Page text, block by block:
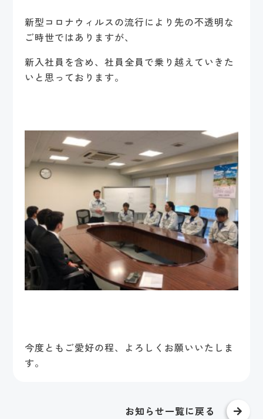
新型コロナウィルスの流行により先の不透明な
ご時世ではありますが、
新入社員を含め、社員全員で乗り越えていきた
いと思っております。
今度ともご愛好の程、よろしくお願いいたしま
す。
お知らせ一覧に戻る